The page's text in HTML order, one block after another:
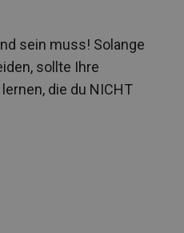
sein muss! Solange
sollte Ihre
die du NICHT